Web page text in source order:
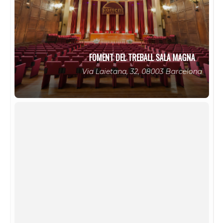
FOMENT DEL TREBALL SALA MAGNA
Via Laietana, 32, 08003 Barcelona